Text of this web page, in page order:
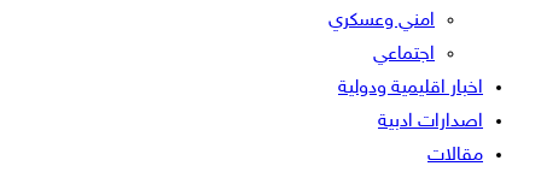
امني وعسكري
اجتماعي
اخبار اقليمية ودولية
اصدارات ادبية
مقالات